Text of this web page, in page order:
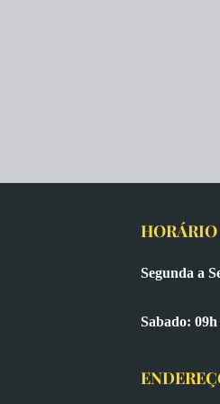
HORÁRIO
Segunda a
Sabado: 09h